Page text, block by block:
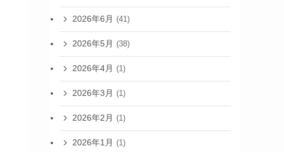
2026年6月 (41)
2026年5月 (38)
2026年4月 (1)
2026年3月 (1)
2026年2月 (1)
2026年1月 (1)